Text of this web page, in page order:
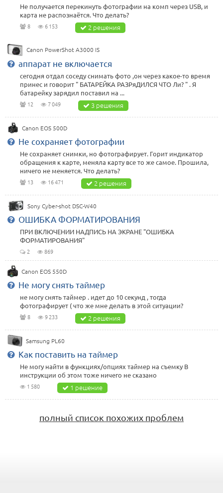
Не получается перекинуть фотографии на комп через USB, и
карта не распознаётся. Что делать?
8 6 153 2 решения
Canon PowerShot A3000 IS
аппарат не включается
сегодня отдал соседу снимать фото ,он через какое-то время
принес и говорит " БАТАРЕЙКА РАЗРяДИЛСЯ ЧТО Ли? " . Я
батарейку зарядил поставил на ...
12 7 049 3 решения
Canon EOS 500D
Не сохраняет фотографии
Не сохраняет снимки, но фотографирует. Горит индикатор
обращения к карте, меняла карту все то же самое. Прошила,
ничего не меняется. Что делать?
13 16 471 2 решения
Sony Cyber-shot DSC-W40
ОШИБКА ФОРМАТИРОВАНИЯ
ПРИ ВКЛЮЧЕНИИ НАДПИСЬ НА ЭКРАНЕ "ОШИБКА
ФОРМАТИРОВАНИЯ"
2 869
Canon EOS 550D
Не могу снять таймер
не могу снять таймер . идет до 10 секунд , тогда
фотографирует ( что же мне делать в этой ситуации?
8 9 233 2 решения
Samsung PL60
Как поставить на таймер
Не могу найти в функциях/опциях таймер на съемку В
инструкции об этом тоже ничего не сказано
1 580 1 решение
полный список похожих проблем